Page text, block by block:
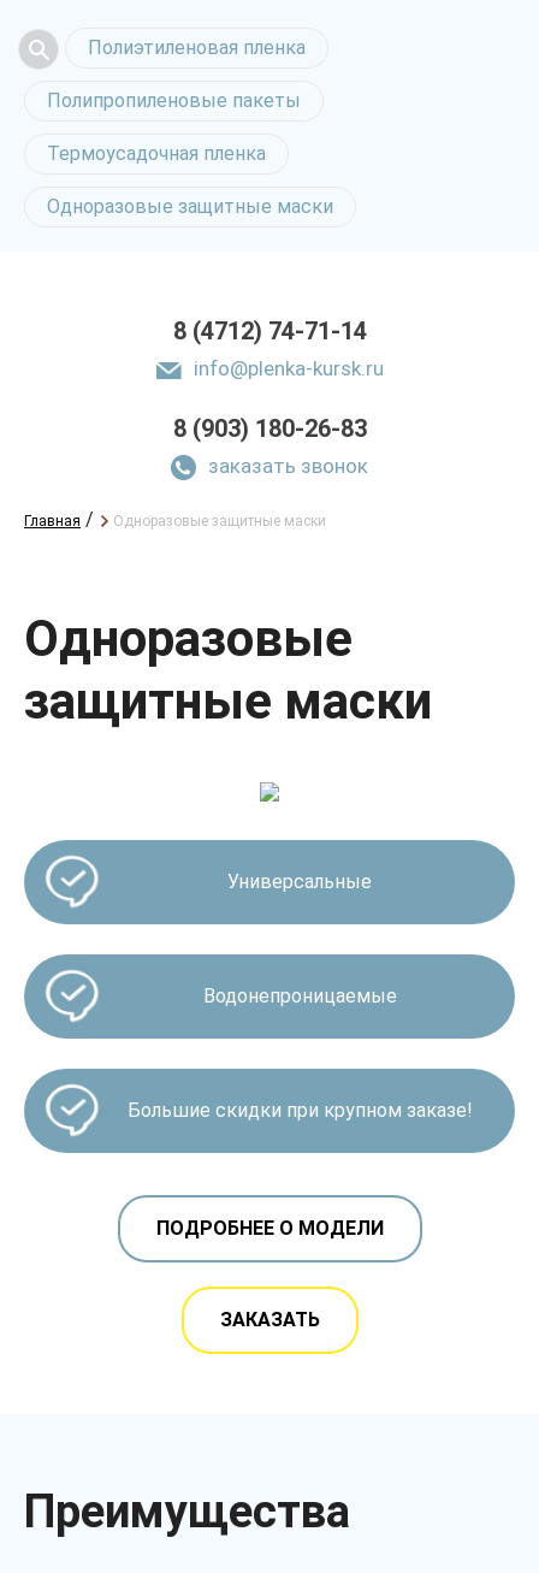
Полиэтиленовая пленка
Полипропиленовые пакеты
Термоусадочная пленка
Одноразовые защитные маски
8 (4712) 74-71-14
info@plenka-kursk.ru
8 (903) 180-26-83
заказать звонок
Главная / Одноразовые защитные маски
Одноразовые
защитные маски
Универсальные
Водонепроницаемые
Большие скидки при крупном заказе!
ПОДРОБНЕЕ О МОДЕЛИ
ЗАКАЗАТЬ
Преимущества